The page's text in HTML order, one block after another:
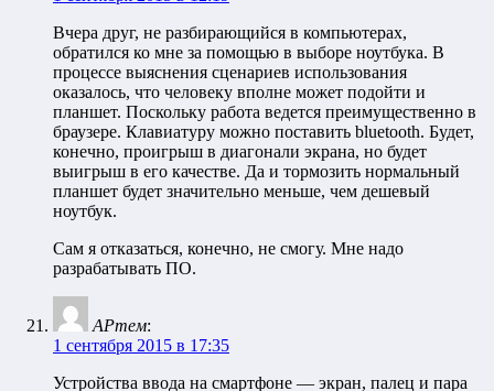
Вчера друг, не разбирающийся в компьютерах,
обратился ко мне за помощью в выборе ноутбука. В
процессе выяснения сценариев использования
оказалось, что человеку вполне может подойти и
планшет. Поскольку работа ведется преимущественно в
браузере. Клавиатуру можно поставить bluetooth. Будет,
конечно, проигрыш в диагонали экрана, но будет
выигрыш в его качестве. Да и тормозить нормальный
планшет будет значительно меньше, чем дешевый
ноутбук.
Сам я отказаться, конечно, не смогу. Мне надо
разрабатывать ПО.
АРтем:
1 сентября 2015 в 17:35
Устройства ввода на смартфоне — экран, палец и пара